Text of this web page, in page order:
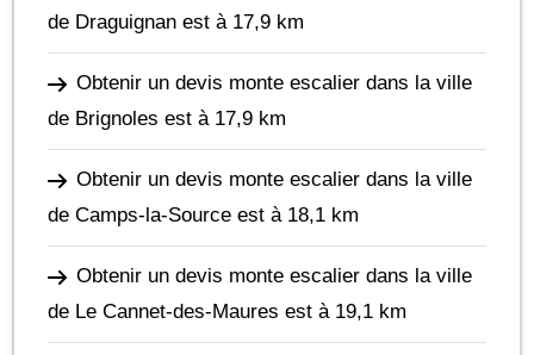
de Draguignan est à 17,9 km
Obtenir un devis monte escalier dans la ville
de Brignoles est à 17,9 km
Obtenir un devis monte escalier dans la ville
de Camps-la-Source est à 18,1 km
Obtenir un devis monte escalier dans la ville
de Le Cannet-des-Maures est à 19,1 km